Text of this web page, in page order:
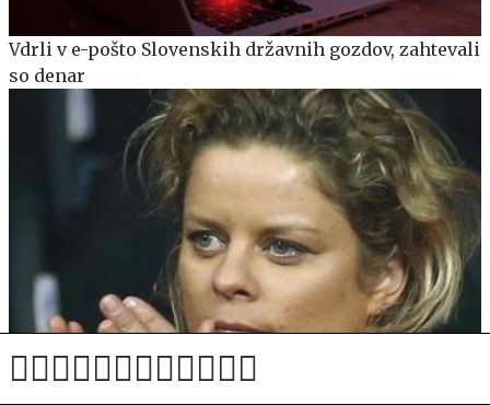
Vdrli v e-pošto Slovenskih državnih gozdov, zahtevali
so denar